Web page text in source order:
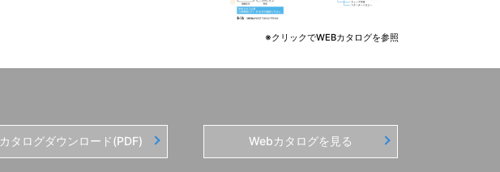
※クリックでWEBカタログを参照
カタログダウンロード(PDF) Webカタログを見る